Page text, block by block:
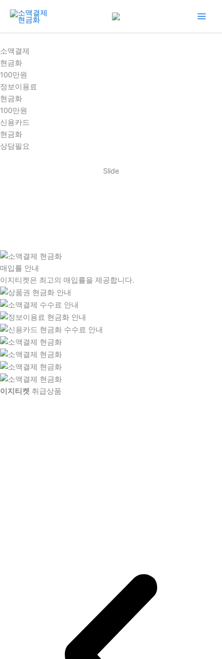
건
너
뛰
기
소액결제
현금화
100만원
정보이용료
현금화
100만원
신용카드
현금화
상담필요
Slide
매입률 안내
이지티켓은 최고의 매입률을 제공합니다.
이지티켓 취급상품